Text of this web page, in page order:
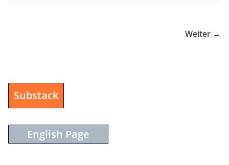
Weiter →
Substack
English Page